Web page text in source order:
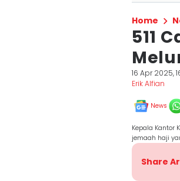
Home
511
16 Apr 2025,
Erik Alfian
News
Kepala Kantor
jemaah haji
Share